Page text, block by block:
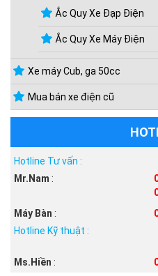
Ắc Quy Xe Đạp Điện
Ắc Quy Xe Máy Điện
Xe máy Cub, ga 50cc
Mua bán xe điện cũ
Hotline Tư vấn :
Mr.Nam :
Máy Bàn :
Hotline Kỹ thuật :
Ms.Hiền :